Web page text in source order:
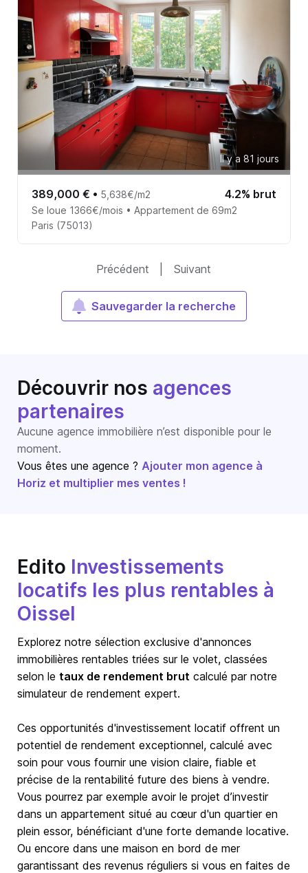
Il y a 81 jours
389,000 € • 5,638€/m2 4.2% brut
Se loue 1366€/mois • Appartement de 69m2
Paris (75013)
Précédent Suivant
Sauvegarder la recherche
Découvrir nos agences
partenaires
Aucune agence immobilière n’est disponible pour le
moment.
Vous êtes une agence ? Ajouter mon agence à
Horiz et multiplier mes ventes !
Edito Investissements
locatifs les plus rentables à
Oissel
Explorez notre sélection exclusive d'annonces
immobilières rentables triées sur le volet, classées
selon le taux de rendement brut calculé par notre
simulateur de rendement expert.
Ces opportunités d'investissement locatif offrent un
potentiel de rendement exceptionnel, calculé avec
soin pour vous fournir une vision claire, fiable et
précise de la rentabilité future des biens à vendre.
Vous pourrez par exemple avoir le projet d’investir
dans un appartement situé au cœur d'un quartier en
plein essor, bénéficiant d'une forte demande locative.
Ou encore dans une maison en bord de mer
garantissant des revenus réguliers si vous en faites de